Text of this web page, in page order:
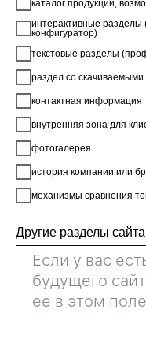
каталог продукции,
интерактивные разделы
конфигуратор)
текстовые разделы
раздел со
контактная информация
внутренняя зона для
фотогалерея
история компании или
механизмы сравнения
Другие разделы сайта